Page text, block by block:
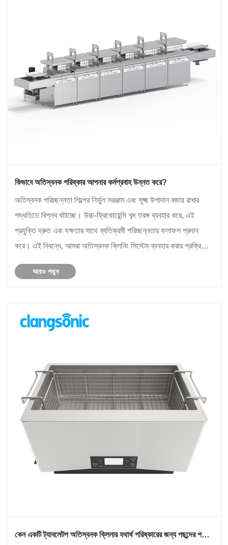
কিভাবে অতিস্বনক পরিষ্কার আপনার কর্মপ্রবাহ উন্নত করে?
অতিস্বনক পরিচ্ছন্নতা শিল্পের নির্ভুল সরঞ্জাম এবং সূক্ষ্ম উপাদান বজায় রাখার
পদ্ধতিতে বিপ্লব ঘটাচ্ছে। উচ্চ-ফ্রিকোয়েন্সি শব্দ তরঙ্গ ব্যবহার করে, এই
প্রযুক্তি দ্রুত এবং দক্ষতার সাথে ব্যতিক্রমী পরিচ্ছন্নতার ফলাফল প্রদান
করে। এই নিবন্ধে, আমরা অতিস্বনক ক্লিনিং সিস্টেম ব্যবহার করার প্রক্রিয়া,
আরও পড়ুন
কেন একটি ট্যাবলেটপ অতিস্বনক ক্লিনার যথার্থ পরিষ্কারের জন্য পছন্দের পছন্দ